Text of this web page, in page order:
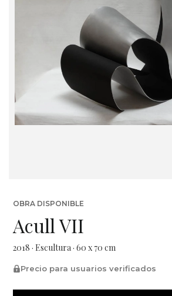
OBRA DISPONIBLE
Acull VII
2018 · Escultura · 60 x 70 cm
Precio para usuarios verificados